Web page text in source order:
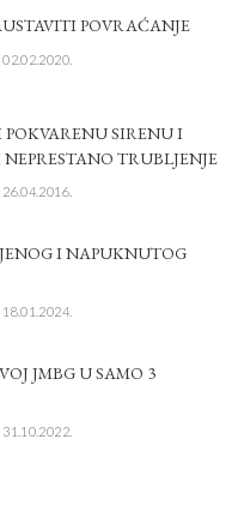
POVRAĆANJE
SIRENU I
TRUBLJENJE
I NAPUKNUTOG
JMBG U SAMO 3